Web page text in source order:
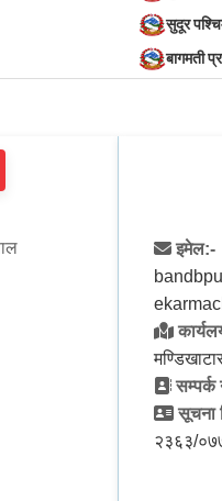
सुदूर
बागमती
इमेल:-
सम्पर्क
सूचना
२३६३/